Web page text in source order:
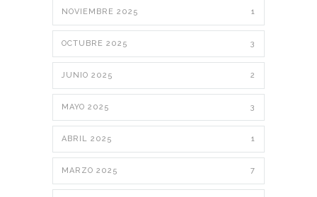
NOVIEMBRE 2025 1
OCTUBRE 2025 3
JUNIO 2025 2
MAYO 2025 3
ABRIL 2025 1
MARZO 2025 7